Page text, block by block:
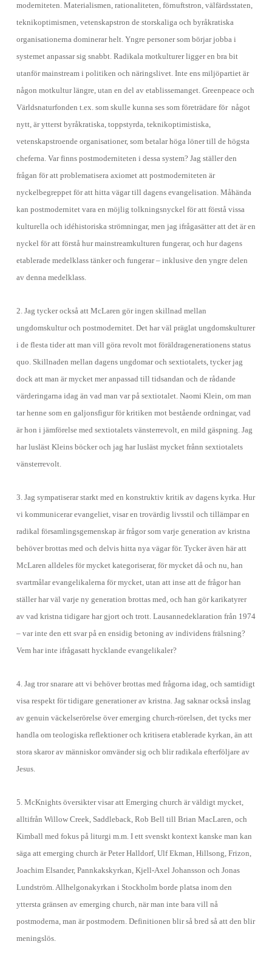
moderniteten. Materialismen, rationaliteten, förnuftstron, välfärdsstaten,
teknikoptimismen, vetenskapstron de storskaliga och byråkratiska
organisationerna dominerar helt. Yngre personer som börjar jobba i
systemet anpassar sig snabbt. Radikala motkulturer ligger en bra bit
utanför mainstream i politiken och näringslivet. Inte ens miljöpartiet är
någon motkultur längre, utan en del av etablissemanget. Greenpeace och
Världsnaturfonden t.ex. som skulle kunna ses som företrädare för något
nytt, är ytterst byråkratiska, toppstyrda, teknikoptimistiska,
vetenskapstroende organisationer, som betalar höga löner till de högsta
cheferna. Var finns postmoderniteten i dessa system? Jag ställer den
frågan för att problematisera axiomet att postmoderniteten är
nyckelbegreppet för att hitta vägar till dagens evangelisation. Måhända
kan postmodernitet vara en möjlig tolkningsnyckel för att förstå vissa
kulturella och idéhistoriska strömningar, men jag ifrågasätter att det är en
nyckel för att förstå hur mainstreamkulturen fungerar, och hur dagens
etablerade medelklass tänker och fungerar – inklusive den yngre delen
av denna medelklass.
2. Jag tycker också att McLaren gör ingen skillnad mellan
ungdomskultur och postmodernitet. Det har väl präglat ungdomskulturer
i de flesta tider att man vill göra revolt mot föräldragenerationens status
quo. Skillnaden mellan dagens ungdomar och sextiotalets, tycker jag
dock att man är mycket mer anpassad till tidsandan och de rådande
värderingarna idag än vad man var på sextiotalet. Naomi Klein, om man
tar henne som en galjonsfigur för kritiken mot bestående ordningar, vad
är hon i jämförelse med sextiotalets vänsterrevolt, en mild gäspning. Jag
har lusläst Kleins böcker och jag har lusläst mycket frånn sextiotalets
vänsterrevolt.
3. Jag sympatiserar starkt med en konstruktiv kritik av dagens kyrka. Hur
vi kommunicerar evangeliet, visar en trovärdig livsstil och tillämpar en
radikal församlingsgemenskap är frågor som varje generation av kristna
behöver brottas med och delvis hitta nya vägar för. Tycker även här att
McLaren alldeles för mycket kategoriserar, för mycket då och nu, han
svartmålar evangelikalerna för mycket, utan att inse att de frågor han
ställer har väl varje ny generation brottas med, och han gör karikatyrer
av vad kristna tidigare har gjort och trott. Lausannedeklaration från 1974
– var inte den ett svar på en ensidig betoning av individens frälsning?
Vem har inte ifrågasatt hycklande evangelikaler?
4. Jag tror snarare att vi behöver brottas med frågorna idag, och samtidigt
visa respekt för tidigare generationer av kristna. Jag saknar också inslag
av genuin väckelserörelse över emerging church-rörelsen, det tycks mer
handla om teologiska reflektioner och kritisera etablerade kyrkan, än att
stora skaror av människor omvänder sig och blir radikala efterföljare av
Jesus.
5. McKnights översikter visar att Emerging church är väldigt mycket,
alltifrån Willow Creek, Saddleback, Rob Bell till Brian MacLaren, och
Kimball med fokus på liturgi m.m. I ett svenskt kontext kanske man kan
säga att emerging church är Peter Halldorf, Ulf Ekman, Hillsong, Frizon,
Joachim Elsander, Pannkakskyrkan, Kjell-Axel Johansson och Jonas
Lundström. Allhelgonakyrkan i Stockholm borde platsa inom den
yttersta gränsen av emerging church, när man inte bara vill nå
postmoderna, man är postmodern. Definitionen blir så bred så att den blir
meningslös.